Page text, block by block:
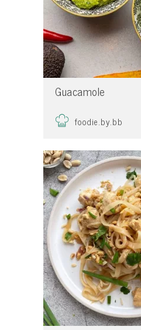
Guacamole
foodie.by.bb